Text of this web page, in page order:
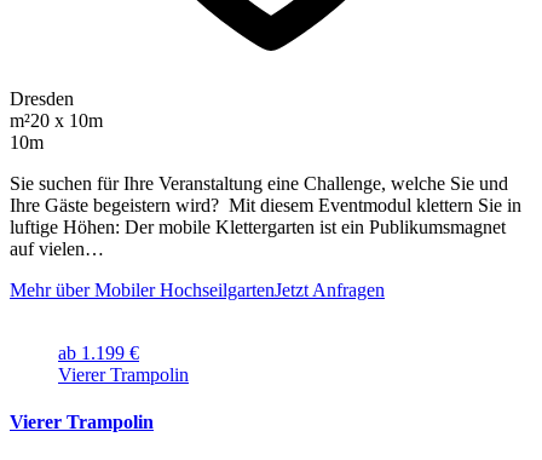
Dresden
m²20 x 10m
10m
Sie suchen für Ihre Veranstaltung eine Challenge, welche Sie und
Ihre Gäste begeistern wird? Mit diesem Eventmodul klettern Sie in
luftige Höhen: Der mobile Klettergarten ist ein Publikumsmagnet
auf vielen…
Mehr über Mobiler HochseilgartenJetzt Anfragen
ab 1.199 €
Vierer Trampolin
Vierer Trampolin